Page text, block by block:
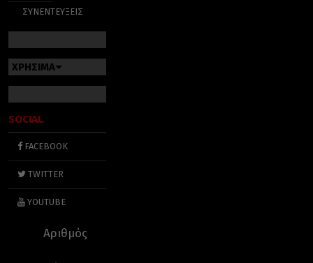
ΣΥΝΕΝΤΕΥΞΕΙΣ
ΧΡΗΣΙΜΑ
SOCIAL
FACEBOOK
TWITTER
YOUTUBE
Αριθμός